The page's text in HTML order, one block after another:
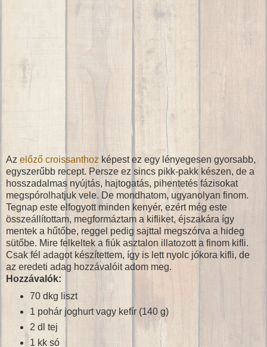
Az előző croissanthoz képest ez egy lényegesen gyorsabb,
egyszerűbb recept. Persze ez sincs pikk-pakk készen, de a
hosszadalmas nyújtás, hajtogatás, pihentetés fázisokat
megspórolhatjuk vele. De mondhatom, ugyanolyan finom.
Tegnap este elfogyott minden kenyér, ezért még este
összeállítottam, megformáztam a kifliket, éjszakára így
mentek a hűtőbe, reggel pedig sajttal megszórva a hideg
sütőbe. Mire felkeltek a fiúk asztalon illatozott a finom kifli.
Csak fél adagot készítettem, így is lett nyolc jókora kifli, de
az eredeti adag hozzávalóit adom meg.
Hozzávalók:
70 dkg liszt
1 pohár joghurt vagy kefír (140 g)
2 dl tej
1 kk só